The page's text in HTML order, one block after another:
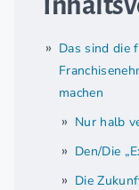
Das sind die
machen
Nur halb
Den/Die
Die